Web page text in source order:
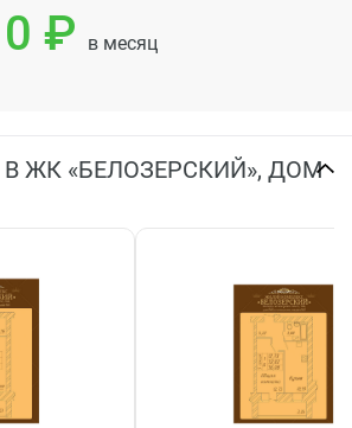
0 ₽ в месяц
ЖК «БЕЛОЗЕРСКИЙ», ДОМ